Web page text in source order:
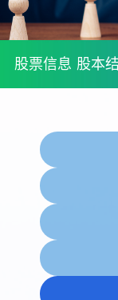
股票信息 股本